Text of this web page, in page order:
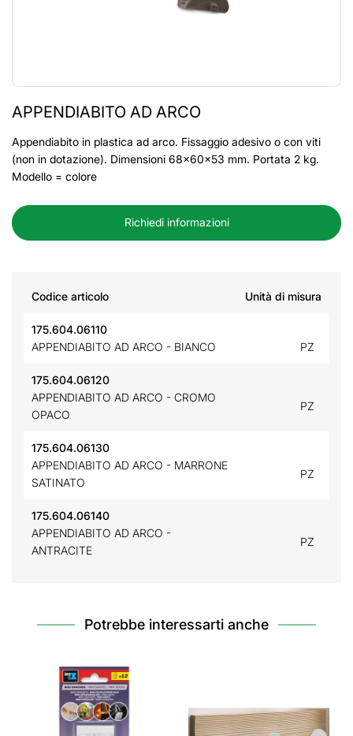
APPENDIABITO AD ARCO
Appendiabito in plastica ad arco. Fissaggio adesivo o con viti
(non in dotazione). Dimensioni 68x60x53 mm. Portata 2 kg.
Modello = colore
Richiedi informazioni
Codice articolo Unità di misura
175.604.06110
APPENDIABITO AD ARCO - BIANCO
PZ
175.604.06120
APPENDIABITO AD ARCO - CROMO
OPACO
PZ
175.604.06130
APPENDIABITO AD ARCO - MARRONE
SATINATO
PZ
175.604.06140
APPENDIABITO AD ARCO -
ANTRACITE
PZ
Potrebbe interessarti anche